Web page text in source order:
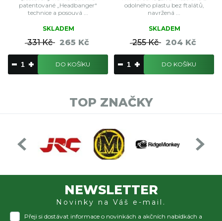
patentované „Headbanger“
technice a posouvá ...
SKLADEM
331 Kč 265 Kč
DO KOŠÍKU
odolného plastu bez ftalátů,
navržená ...
SKLADEM
255 Kč 204 Kč
DO KOŠÍKU
TOP ZNAČKY
NEWSLETTER
Novinky na Váš e-mail.
Přeji si dostávat informace o novinkách a akčních nabídkách a